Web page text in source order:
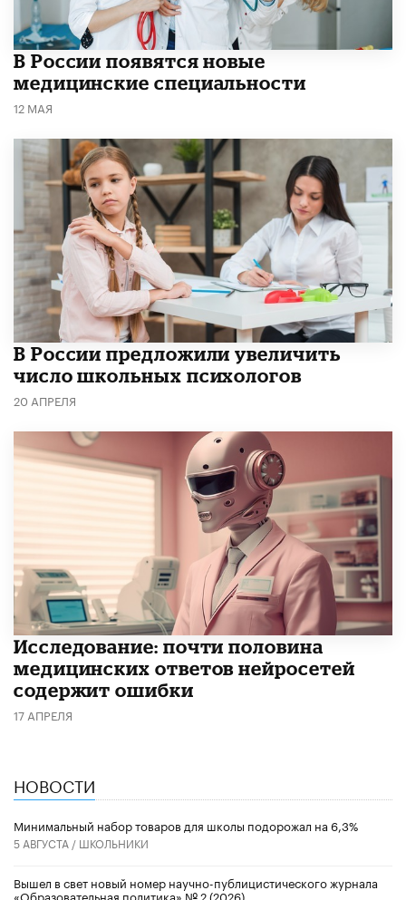
В России появятся новые
медицинские специальности
12 МАЯ
В России предложили увеличить
число школьных психологов
20 АПРЕЛЯ
Исследование: почти половина
медицинских ответов нейросетей
содержит ошибки
17 АПРЕЛЯ
НОВОСТИ
Минимальный набор товаров для школы подорожал на 6,3%
5 АВГУСТА / ШКОЛЬНИКИ
Вышел в свет новый номер научно-публицистического журнала
«Образовательная политика» № 2 (2026)